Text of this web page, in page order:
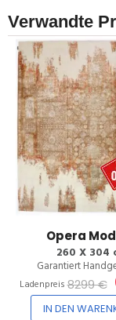
Verwandte
Opera
260 X 304
Garantiert
Ladenpreis8299 €
IN DEN